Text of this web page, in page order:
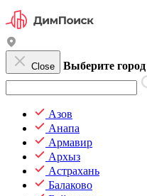
Close Выберите город
Азов
Анапа
Армавир
Архыз
Астрахань
Балаково